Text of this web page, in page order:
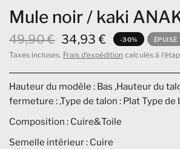
Mule noir / kaki
49,90 € 34,93 € -30% ÉPUISÉ
Taxes incluses. Frais d'expédition calculés à
Hauteur du modèle : Bas ,Hauteur du
fermeture : ,Type de talon : Plat Type de
Composition : Cuire&Toile
Semelle intérieur : Cuire